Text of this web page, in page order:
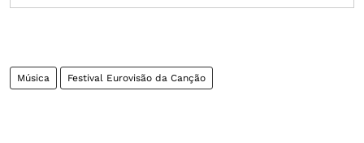
Música Festival Eurovisão da Canção